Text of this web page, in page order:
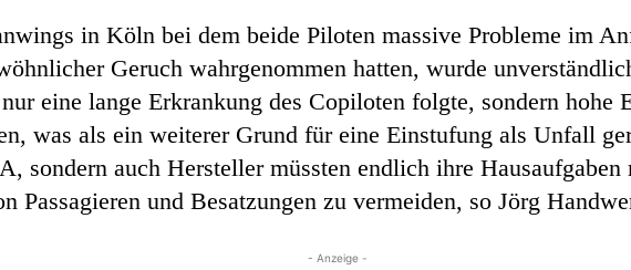
in Köln bei dem beide Piloten massive Probleme im
Geruch wahrgenommen hatten, wurde
eine lange Erkrankung des Copiloten folgte, sondern hohe
was als ein weiterer Grund für eine Einstufung als Unfall
sondern auch Hersteller müssten endlich ihre
Passagieren und Besatzungen zu vermeiden, so Jörg
- Anzeige -